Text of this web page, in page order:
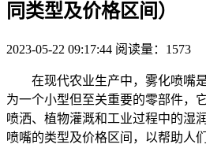
同类型及价格区间）
2023-05-22 09:17:44 阅读量：1573
在现代农业生产中，雾化喷嘴
为一个小型但至关重要的零部件，
喷洒、植物灌溉和工业过程中的湿
喷嘴的类型及价格区间，以帮助人